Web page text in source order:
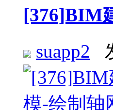
[376]BIM
suapp2